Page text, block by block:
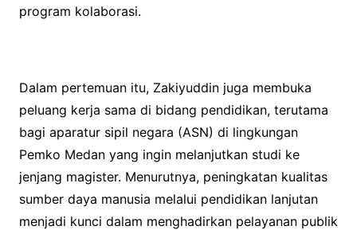
program kolaborasi.
Dalam pertemuan itu, Zakiyuddin juga membuka
peluang kerja sama di bidang pendidikan, terutama
bagi aparatur sipil negara (ASN) di lingkungan
Pemko Medan yang ingin melanjutkan studi ke
jenjang magister. Menurutnya, peningkatan kualitas
sumber daya manusia melalui pendidikan lanjutan
menjadi kunci dalam menghadirkan pelayanan publik